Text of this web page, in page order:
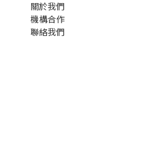
關於我們
機構合作
聯絡我們